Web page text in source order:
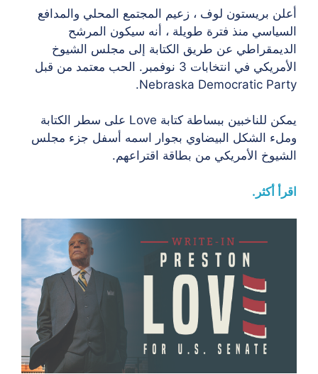
أعلن بريستون لوف ، زعيم المجتمع المحلي والمدافع
السياسي منذ فترة طويلة ، أنه سيكون المرشح
الديمقراطي عن طريق الكتابة إلى مجلس الشيوخ
الأمريكي في انتخابات 3 نوفمبر. الحب معتمد من قبل
Nebraska Democratic Party.
يمكن للناخبين ببساطة كتابة Love على سطر الكتابة
وملء الشكل البيضاوي بجوار اسمه أسفل جزء مجلس
الشيوخ الأمريكي من بطاقة اقتراعهم.
اقرأ أكثر.